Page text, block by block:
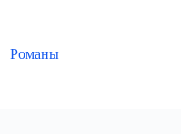
Романы